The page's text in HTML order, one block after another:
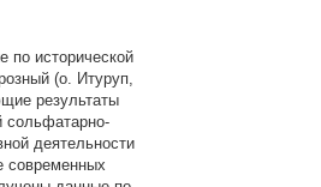
по исторической
(о. Итуруп,
результаты
сольфатарно-
деятельности
современных